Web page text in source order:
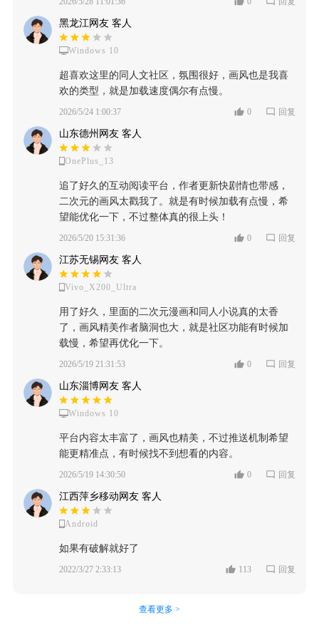
黑龙江网友 客人
Windows 10
超喜欢这里的同人文社区，氛围很好，画风也是我喜
欢的类型，就是加载速度偶尔有点慢。
2026/5/24 1:00:37 0 回复
山东德州网友 客人
OnePlus_13
追了好久的互动阅读平台，作者更新快剧情也带感，
二次元的画风太戳我了。就是有时候加载有点慢，希
望能优化一下，不过整体真的很上头！
2026/5/20 15:31:36 0 回复
江苏无锡网友 客人
Vivo_X200_Ultra
用了好久，里面的二次元漫画和同人小说真的太香
了，画风精美作者脑洞也大，就是社区功能有时候加
载慢，希望再优化一下。
2026/5/19 21:31:53 0 回复
山东淄博网友 客人
Windows 10
平台内容太丰富了，画风也精美，不过推送机制希望
能更精准点，有时候找不到想看的内容。
2026/5/19 14:30:50 0 回复
江西萍乡移动网友 客人
Android
如果有破解就好了
2022/3/27 2:33:13 113 回复
查看更多 >